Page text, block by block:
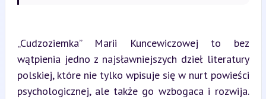
„Cudzoziemka” Marii Kuncewiczowej to bez
wątpienia jedno z najsławniejszych dzieł literatury
polskiej, które nie tylko wpisuje się w nurt powieści
psychologicznej, ale także go wzbogaca i rozwija.